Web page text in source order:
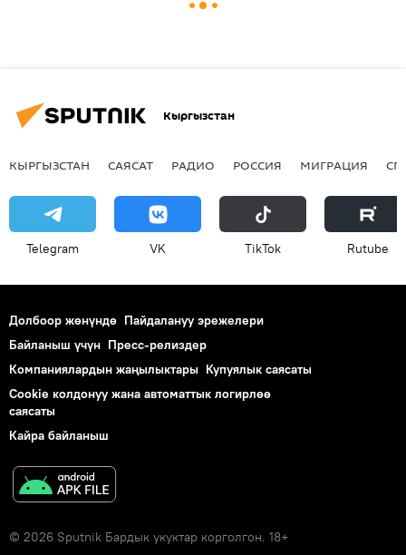
Кыргызстан
КЫРГЫЗСТАН САЯСАТ РАДИО РОССИЯ МИГРАЦИЯ
Telegram VK ТikТоk Rutube
Долбоор жөнүндө Пайдалануу эрежелери
Байланыш үчүн Пресс-релиздер
Компаниялардын жаңылыктары Купуялык саясаты
Cookie колдонуу жана автоматтык логирлөө
саясаты
Кайра байланыш
© 2026 Sputnik Бардык укуктар корголгон. 18+